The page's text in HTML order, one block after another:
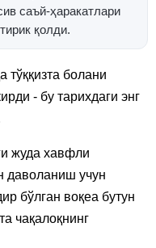
саъй-ҳаракатлари
қолди.
тўққизта болани
- бу тарихдаги энг
жуда хавфли
даволаниш учун
бўлган воқеа бутун
чақалоқнинг